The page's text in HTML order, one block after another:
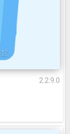
2.2.9.0